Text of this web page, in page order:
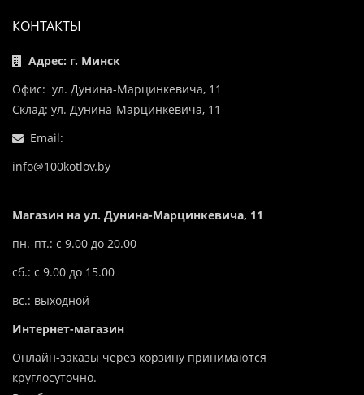
КОНТАКТЫ
Адрес: г. Минск
Офис: ул. Дунина-Марцинкевича, 11
Склад: ул. Дунина-Марцинкевича, 11
Email:
info@100kotlov.by
Магазин на ул. Дунина-Марцинкевича, 11
пн.-пт.: с 9.00 до 20.00
сб.: с 9.00 до 15.00
вс.: выходной
Интернет-магазин
Онлайн-заказы через корзину принимаются
круглосуточно.